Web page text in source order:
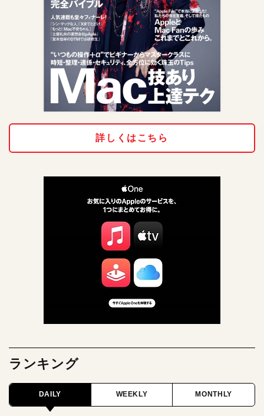
詳しくはこちら
ランキング
DAILY WEEKLY MONTHLY